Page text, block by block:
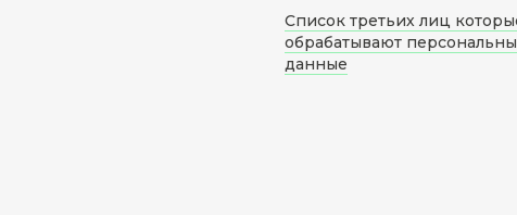
Список третьих лиц
обрабатывают
данные